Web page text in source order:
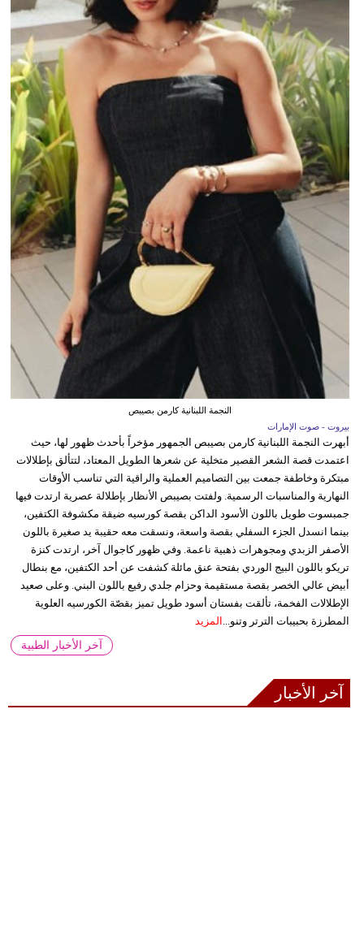
النجمة اللبنانية كارمن بصيبص
بيروت - صوت الإمارات
أبهرت النجمة اللبنانية كارمن بصيبص الجمهور مؤخراً بأحدث ظهور لها، حيث
اعتمدت قصة الشعر القصير متخلية عن شعرها الطويل المعتاد، لتتألق بإطلالات
مبتكرة وخاطفة جمعت بين التصاميم العملية والراقية التي تناسب الأوقات
النهارية والمناسبات الرسمية. ولفتت بصيبص الأنظار بإطلالة عصرية ارتدت فيها
جمبسوت طويل باللون الأسود الداكن بقصة كورسيه ضيقة مكشوفة الكتفين،
بينما انسدل الجزء السفلي بقصة واسعة، ونسقت معه حقيبة يد صغيرة باللون
الأصفر الزبدي ومجوهرات ذهبية ناعمة. وفي ظهور كاجوال آخر، ارتدت كنزة
تريكو باللون البيج الوردي بفتحة عنق مائلة كشفت عن أحد الكتفين، مع بنطال
أبيض عالي الخصر بقصة مستقيمة وحزام جلدي رفيع باللون البني. وعلى صعيد
الإطلالات الفخمة، تألقت بفستان أسود طويل تميز بقصّة الكورسيه العلوية
المطرزة بحبيبات الترتر وتنو... المزيد
آخر الأخبار الطبية
آخر الأخبار